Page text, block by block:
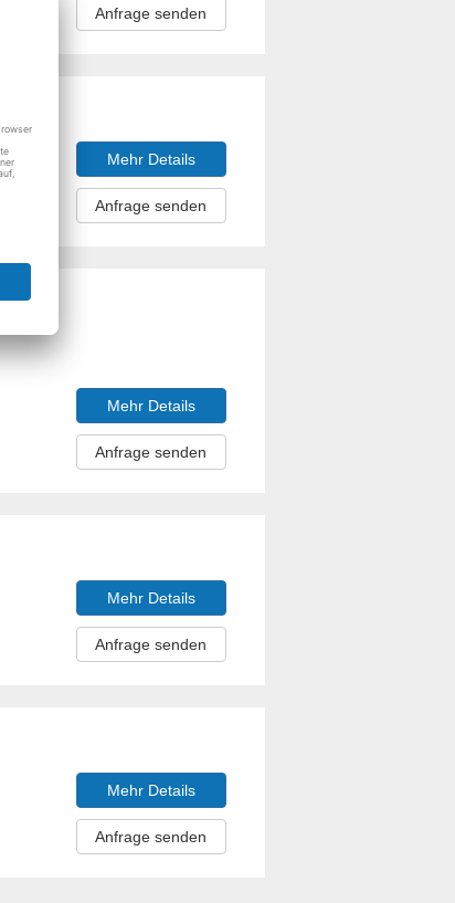
Anfrage senden
Mehr Details
Anfrage senden
Mehr Details
Anfrage senden
Mehr Details
Anfrage senden
Mehr Details
Anfrage senden